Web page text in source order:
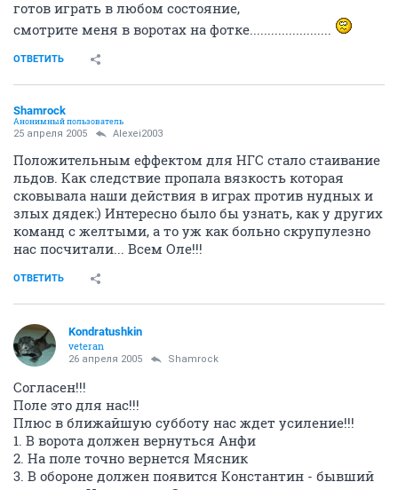
готов играть в любом состояние,
смотрите меня в воротах на фотке.......................
ОТВЕТИТЬ
Shamrock
Анонимный пользователь
25 апреля 2005 Alexei2003
Положительным еффектом для НГС стало стаивание
льдов. Как следствие пропала вязкость которая
сковывала наши действия в играх против нудных и
злых дядек:) Интересно было бы узнать, как у других
команд с желтыми, а то уж как больно скрупулезно
нас посчитали... Всем Оле!!!
ОТВЕТИТЬ
Kondratushkin
veteran
26 апреля 2005 Shamrock
Согласен!!!
Поле это для нас!!!
Плюс в ближайшую субботу нас ждет усиление!!!
1. В ворота должен вернуться Анфи
2. На поле точно вернется Мясник
3. В обороне должен появится Константин - бывший